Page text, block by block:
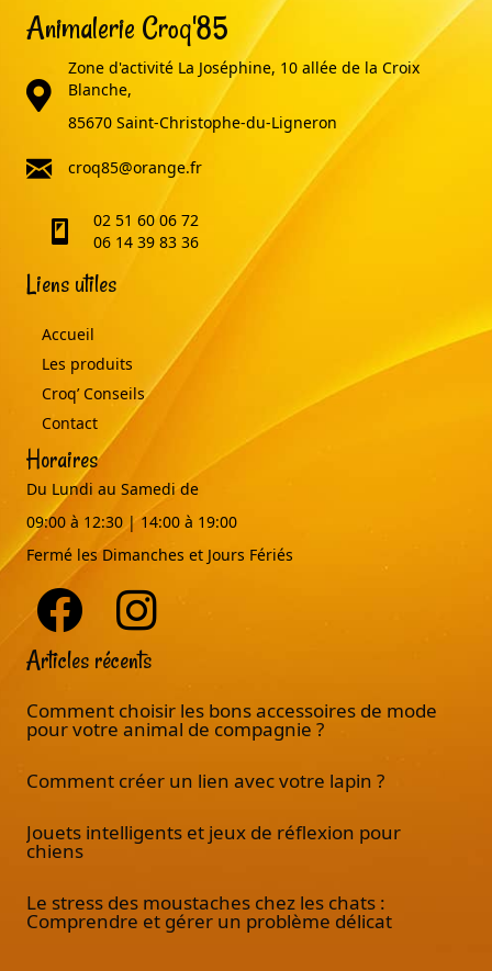
Animalerie Croq'85
adresse
Zone d'activité La Joséphine, 10 allée de la Croix
Blanche,
85670 Saint-Christophe-du-Ligneron
email
croq85@orange.fr
telephone02 51 60 06 72
06 14 39 83 36
Liens utiles
Accueil
Les produits
Croq’ Conseils
Contact
Horaires
Du Lundi au Samedi de
09:00 à 12:30 | 14:00 à 19:00
Fermé les Dimanches et Jours Fériés
Articles récents
Comment choisir les bons accessoires de mode
pour votre animal de compagnie ?
Comment créer un lien avec votre lapin ?
Jouets intelligents et jeux de réflexion pour
chiens
Le stress des moustaches chez les chats :
Comprendre et gérer un problème délicat